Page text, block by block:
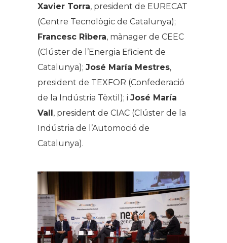
Xavier Torra, president de EURECAT
(Centre Tecnològic de Catalunya);
Francesc Ribera, mànager de CEEC
(Clúster de l’Energia Eficient de
Catalunya); José María Mestres,
president de TEXFOR (Confederació
de la Indústria Tèxtil); i José María
Vall, president de CIAC (Clúster de la
Indústria de l’Automoció de
Catalunya).